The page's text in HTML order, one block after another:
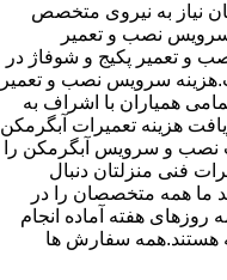
نیاز به نیروی متخصص
سرویس نصب و تعمیر
و تعمیر پکیج و شوفاژ در
سرویس نصب و تعمیر
همیاران با اشراف به
هزینه تعمیرات آبگرمکن
نصب و سرویس آبگرمکن را
فنی منزلتان دنبال
همه متخصصان را در
روزهای هفته آماده انجام
هستند.همه سفارش ها